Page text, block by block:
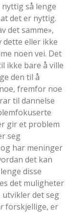
så lenge
det er nyttig.
det samme»,
dette eller ikke
noen vei. Det
ikke bare å ville
den til å
fremfor noe
til dannelse
gir et problem
seg
har meninger
det kan
lenge disse
det muligheter
utvikler det seg
forskjellige, er